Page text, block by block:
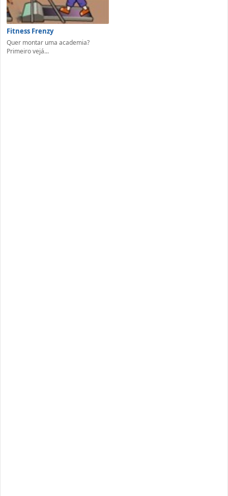
Fitness Frenzy
Quer montar uma academia?
Primeiro vejá...